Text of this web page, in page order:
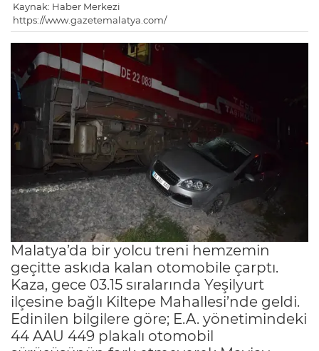
Kaynak: Haber Merkezi
https://www.gazetemalatya.com/
Malatya’da bir yolcu treni hemzemin
geçitte askıda kalan otomobile çarptı.
Kaza, gece 03.15 sıralarında Yeşilyurt
ilçesine bağlı Kiltepe Mahallesi’nde geldi.
Edinilen bilgilere göre; E.A. yönetimindeki
44 AAU 449 plakalı otomobil